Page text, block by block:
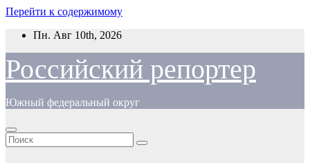
Перейти к содержимому
Пн. Авг 10th, 2026
Российский репортер
Южный федеральный округ